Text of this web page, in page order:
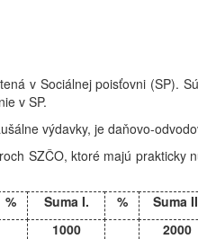
v Sociálnej poisťovni (SP).
v SP.
výdavky, je daňovo-
SZČO, ktoré majú prakticky
%
Suma I. % Suma
1000 2000